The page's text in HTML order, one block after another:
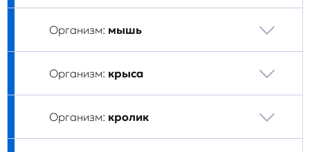
Организм: мышь
Организм: крыса
Организм: кролик